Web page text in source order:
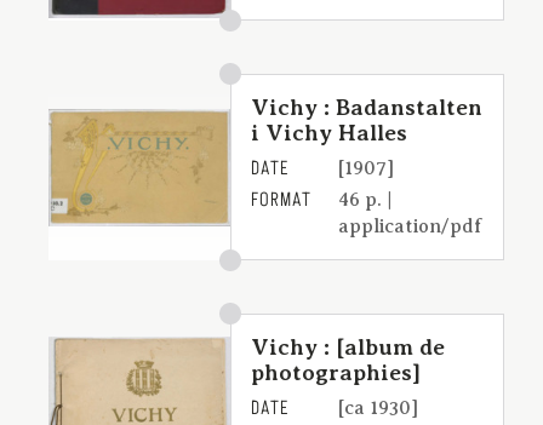
Vichy : Badanstalten
i Vichy Halles
DATE [1907]
FORMAT
46 p. |
application/pdf
Vichy : [album de
photographies]
DATE [ca 1930]